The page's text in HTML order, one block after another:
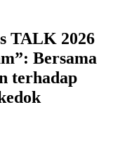
TALK 2026
Bersama
terhadap